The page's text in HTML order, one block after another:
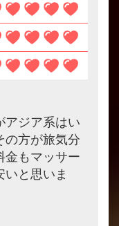
アジア系はい
の方が旅気分
金もマッサー
いと思いま